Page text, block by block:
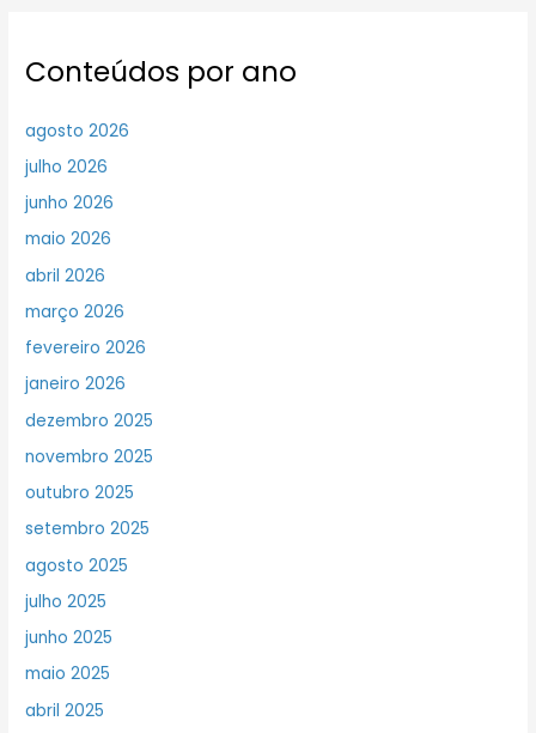
Conteúdos por ano
agosto 2026
julho 2026
junho 2026
maio 2026
abril 2026
março 2026
fevereiro 2026
janeiro 2026
dezembro 2025
novembro 2025
outubro 2025
setembro 2025
agosto 2025
julho 2025
junho 2025
maio 2025
abril 2025